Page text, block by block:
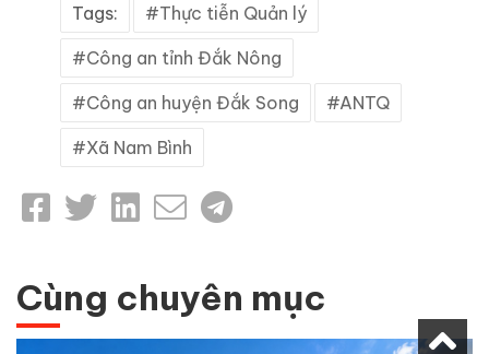
Tags: Thực tiễn Quản lý
Công an tỉnh Đắk Nông
Công an huyện Đắk Song ANTQ
Xã Nam Bình
Cùng chuyên mục